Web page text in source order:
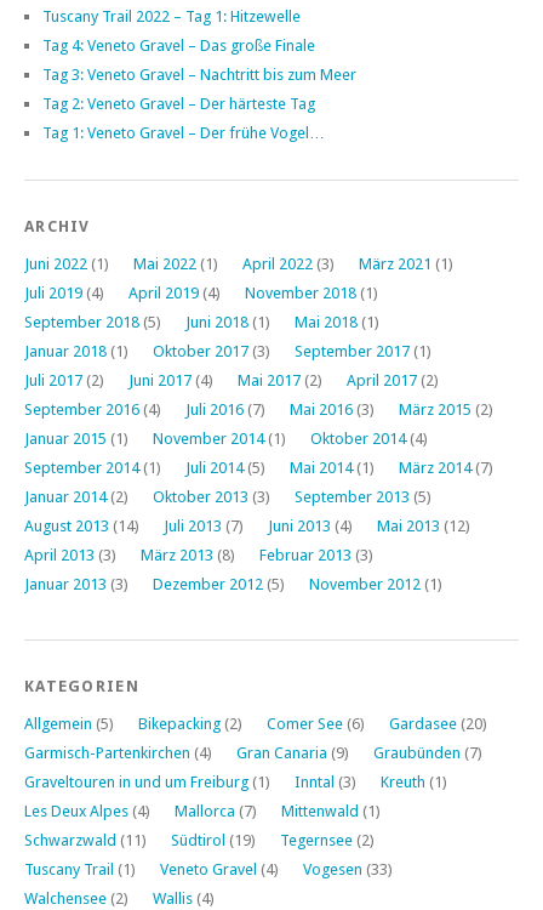
Tuscany Trail 2022 – Tag 1: Hitzewelle
Tag 4: Veneto Gravel – Das große Finale
Tag 3: Veneto Gravel – Nachtritt bis zum Meer
Tag 2: Veneto Gravel – Der härteste Tag
Tag 1: Veneto Gravel – Der frühe Vogel…
ARCHIV
Juni 2022 (1) Mai 2022 (1) April 2022 (3) März 2021 (1)
Juli 2019 (4) April 2019 (4) November 2018 (1)
September 2018 (5) Juni 2018 (1) Mai 2018 (1)
Januar 2018 (1) Oktober 2017 (3) September 2017 (1)
Juli 2017 (2) Juni 2017 (4) Mai 2017 (2) April 2017 (2)
September 2016 (4) Juli 2016 (7) Mai 2016 (3) März 2015 (2)
Januar 2015 (1) November 2014(1) Oktober 2014(4)
September 2014(1) Juli 2014(5) Mai 2014(1) März 2014(7)
Januar 2014(2) Oktober 2013 (3) September 2013 (5)
August 2013 (14) Juli 2013 (7) Juni 2013 (4) Mai 2013 (12)
April 2013 (3) März 2013 (8) Februar 2013 (3)
Januar 2013 (3) Dezember 2012 (5) November 2012 (1)
KATEGORIEN
Allgemein (5) Bikepacking (2) Comer See (6) Gardasee (20)
Garmisch-Partenkirchen (4) Gran Canaria (9) Graubünden (7)
Graveltouren in und um Freiburg (1) Inntal (3) Kreuth (1)
Les Deux Alpes (4) Mallorca (7) Mittenwald (1)
Schwarzwald (11) Südtirol (19) Tegernsee (2)
Tuscany Trail (1) Veneto Gravel (4) Vogesen (33)
Walchensee (2) Wallis (4)